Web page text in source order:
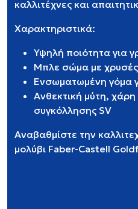
καλλιτέχνες και
Χαρακτηριστικά:
Υψηλή ποιότητα για
Μπλε σώμα με χρυσές
Ενσωματωμένη γόμα
Ανθεκτική μύτη,
συγκόλλησης SV
Αναβαθμίστε την
μολύβι Faber-Castell